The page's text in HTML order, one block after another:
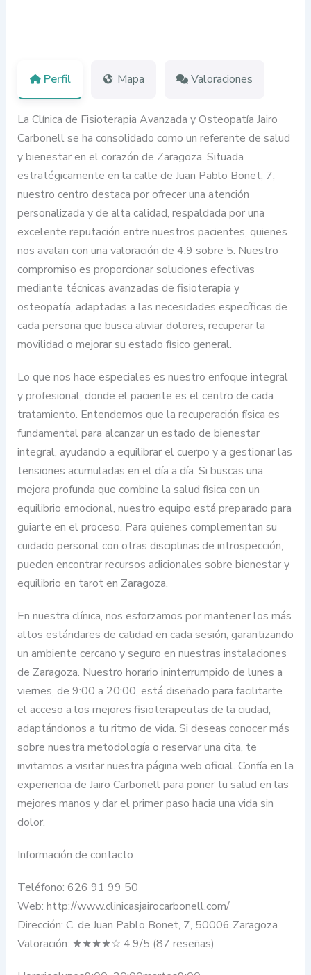
Perfil Mapa Valoraciones
La Clínica de Fisioterapia Avanzada y Osteopatía Jairo
Carbonell se ha consolidado como un referente de salud
y bienestar en el corazón de Zaragoza. Situada
estratégicamente en la calle de Juan Pablo Bonet, 7,
nuestro centro destaca por ofrecer una atención
personalizada y de alta calidad, respaldada por una
excelente reputación entre nuestros pacientes, quienes
nos avalan con una valoración de 4.9 sobre 5. Nuestro
compromiso es proporcionar soluciones efectivas
mediante técnicas avanzadas de fisioterapia y
osteopatía, adaptadas a las necesidades específicas de
cada persona que busca aliviar dolores, recuperar la
movilidad o mejorar su estado físico general.
Lo que nos hace especiales es nuestro enfoque integral
y profesional, donde el paciente es el centro de cada
tratamiento. Entendemos que la recuperación física es
fundamental para alcanzar un estado de bienestar
integral, ayudando a equilibrar el cuerpo y a gestionar las
tensiones acumuladas en el día a día. Si buscas una
mejora profunda que combine la salud física con un
equilibrio emocional, nuestro equipo está preparado para
guiarte en el proceso. Para quienes complementan su
cuidado personal con otras disciplinas de introspección,
pueden encontrar recursos adicionales sobre bienestar y
equilibrio en tarot en Zaragoza.
En nuestra clínica, nos esforzamos por mantener los más
altos estándares de calidad en cada sesión, garantizando
un ambiente cercano y seguro en nuestras instalaciones
de Zaragoza. Nuestro horario ininterrumpido de lunes a
viernes, de 9:00 a 20:00, está diseñado para facilitarte
el acceso a los mejores fisioterapeutas de la ciudad,
adaptándonos a tu ritmo de vida. Si deseas conocer más
sobre nuestra metodología o reservar una cita, te
invitamos a visitar nuestra página web oficial. Confía en la
experiencia de Jairo Carbonell para poner tu salud en las
mejores manos y dar el primer paso hacia una vida sin
dolor.
Información de contacto
Teléfono: 626 91 99 50
Web: http://www.clinicasjairocarbonell.com/
Dirección: C. de Juan Pablo Bonet, 7, 50006 Zaragoza
Valoración: ★★★★☆ 4.9/5 (87 reseñas)